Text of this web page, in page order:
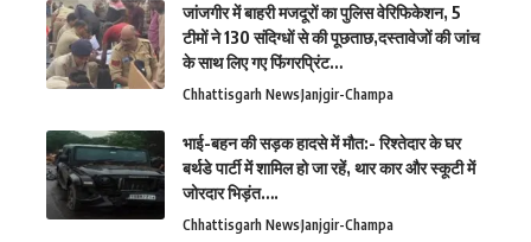
जांजगीर में बाहरी मजदूरों का पुलिस वेरिफिकेशन, 5
टीमों ने 130 संदिग्धों से की पूछताछ,दस्तावेजों की जांच
के साथ लिए गए फिंगरप्रिंट…
Chhattisgarh NewsJanjgir-Champa
भाई-बहन की सड़क हादसे में मौत:- रिश्तेदार के घर
बर्थडे पार्टी में शामिल हो जा रहें, थार कार और स्कूटी में
जोरदार भिड़ंत….
Chhattisgarh NewsJanjgir-Champa